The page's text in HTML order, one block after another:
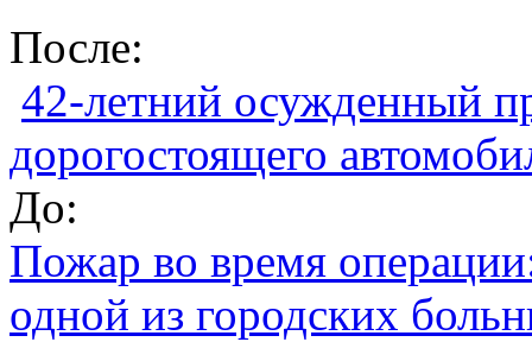
После:
42-летний осужденный
дорогостоящего
До:
Пожар во время
одной из городских